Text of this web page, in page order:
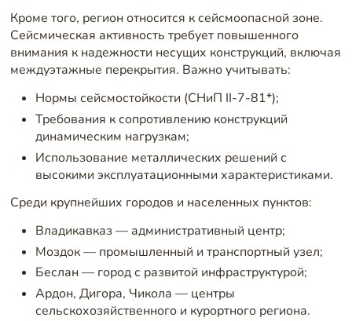
Кроме того, регион относится к сейсмоопасной зоне.
Сейсмическая активность требует повышенного
внимания к надежности несущих конструкций, включая
междуэтажные перекрытия. Важно учитывать:
Нормы сейсмостойкости (СНиП II-7-81*);
Требования к сопротивлению конструкций
динамическим нагрузкам;
Использование металлических решений с
высокими эксплуатационными характеристиками.
Среди крупнейших городов и населенных пунктов:
Владикавказ — административный центр;
Моздок — промышленный и транспортный узел;
Беслан — город с развитой инфраструктурой;
Ардон, Дигора, Чикола — центры
сельскохозяйственного и курортного региона.